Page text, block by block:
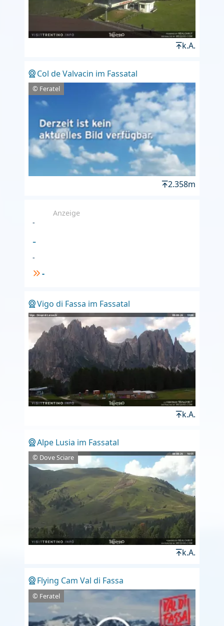
k.A.
Col de Valvacin im Fassatal
© Feratel
2.358m
Anzeige
-
-
-
-
Vigo di Fassa im Fassatal
k.A.
Alpe Lusia im Fassatal
© Dove Sciare
k.A.
Flying Cam Val di Fassa
© Feratel